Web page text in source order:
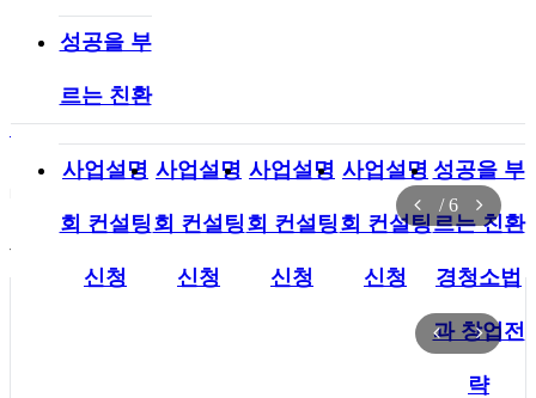
업제휴/교육상담
인큐베이팅과정
회원가입 로그인
전문 청소창업 교육으로성공적인 사업가의 첫걸음 을 시작하
세요.
/6
성공을 부
르는 친환
경 청소전
사업설명
회 컨설팅
신청
사업설명
회 컨설팅
신청
사업설명
회 컨설팅
신청
사업설명
회 컨설팅
신청
성공을 부
르는 친환
경청소법
과 창업전
략